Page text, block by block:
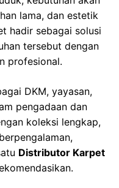
lama, dan estetik
hadir sebagai solusi
tersebut dengan
profesional.
DKM, yayasan,
pengadaan dan
koleksi lengkap,
Distributor Karpet